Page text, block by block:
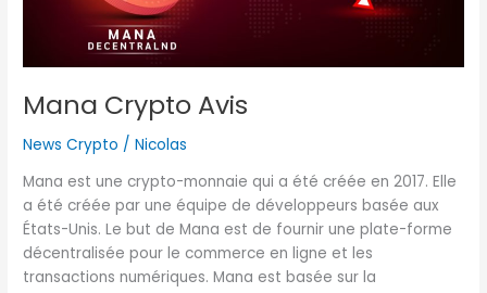
Mana Crypto Avis
News Crypto /Nicolas
Mana est une crypto-monnaie qui a été créée en 2017. Elle
a été créée par une équipe de développeurs basée aux
États-Unis. Le but de Mana est de fournir une plate-forme
décentralisée pour le commerce en ligne et les
transactions numériques. Mana est basée sur la